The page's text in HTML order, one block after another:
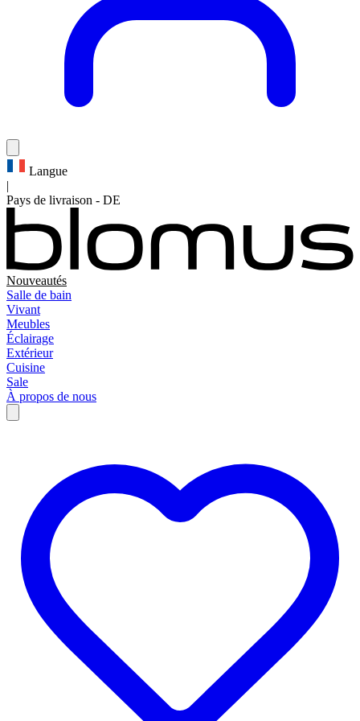
Langue
|
Pays de livraison - DE
Nouveautés
Salle de bain
Vivant
Meubles
Éclairage
Extérieur
Cuisine
Sale
À propos de nous